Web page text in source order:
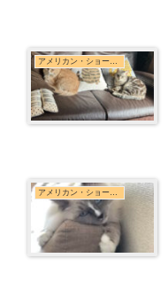
アメリカン・ショートヘア
アメリカン・ショートヘア